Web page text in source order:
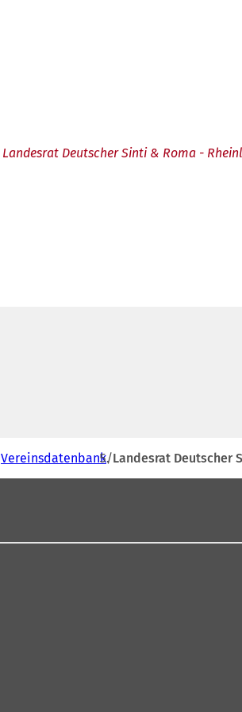
Landesrat Deutscher Sinti & Roma -
Vereinsdatenbank Landesrat Deutscher